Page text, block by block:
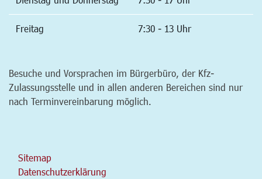
Freitag 7:30 - 13 Uhr
Besuche und Vorsprachen im Bürgerbüro, der Kfz-
Zulassungsstelle und in allen anderen Bereichen sind nur
nach Terminvereinbarung möglich.
Sitemap
Datenschutzerklärung